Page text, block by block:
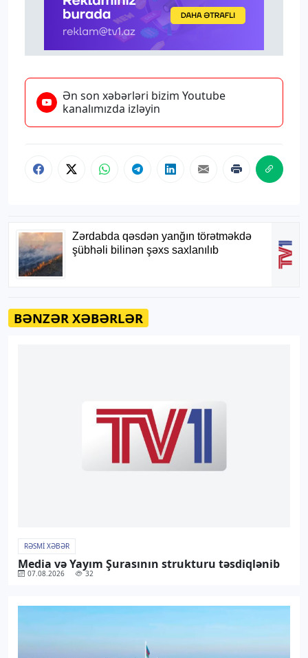
Ən son xəbərləri bizim Youtube
kanalımızda izləyin
BƏNZƏR XƏBƏRLƏR
RƏSMI XƏBƏR
Media və Yayım Şurasının strukturu təsdiqlənib
07.08.2026 32